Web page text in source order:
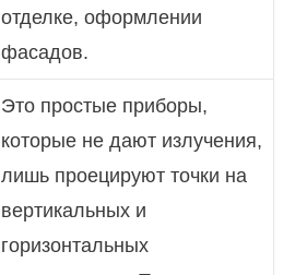
отделке, оформлении
фасадов.
Это простые приборы,
которые не дают излучения,
лишь проецируют точки на
вертикальных и
горизонтальных